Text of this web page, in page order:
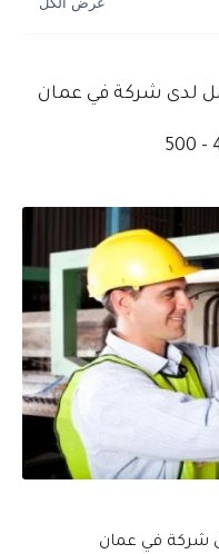
لدى شركة في عمان
شركة في عمان